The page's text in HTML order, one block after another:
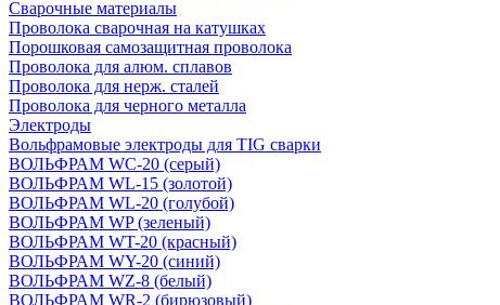
Сварочные материалы
Проволока сварочная на катушках
Порошковая самозащитная проволока
Проволока для алюм. сплавов
Проволока для нерж. сталей
Проволока для черного металла
Электроды
Вольфрамовые электроды для TIG сварки
ВОЛЬФРАМ WC-20 (серый)
ВОЛЬФРАМ WL-15 (золотой)
ВОЛЬФРАМ WL-20 (голубой)
ВОЛЬФРАМ WP (зеленый)
ВОЛЬФРАМ WT-20 (красный)
ВОЛЬФРАМ WY-20 (синий)
ВОЛЬФРАМ WZ-8 (белый)
ВОЛЬФРАМ WR-2 (бирюзовый)